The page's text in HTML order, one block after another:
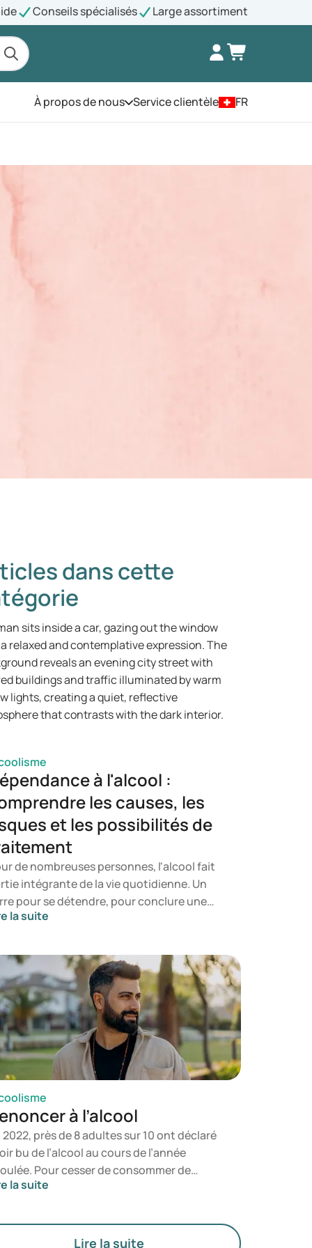
Conseils spécialisés Large assortiment
À propos de nousOuvrez le menu
Service clientèle FR
dans cette
à l'alcool :
les causes, les
et les possibilités de
de nombreuses personnes, l'alcool fait
intégrante de la vie quotidienne. Un
pour se détendre, pour conclure une
journée ou pour oublier un instant les
que cela a commencé pour vous. Mais
se passe-t-il lorsque le besoin de boire se
de plus en plus sentir ? Et si arrêter s'avère
même si vous le souhaitez vraiment ?
la suite
à l’alcool
2022, près de 8 adultes sur 10 ont déclaré
bu de l’alcool au cours de l’année
Pour cesser de consommer de
il faut bien réfléchir et prendre des
ayez l’intention de cesser de boire ou
vous hésitiez encore quant à l’impact de
la suite
Lire la suite